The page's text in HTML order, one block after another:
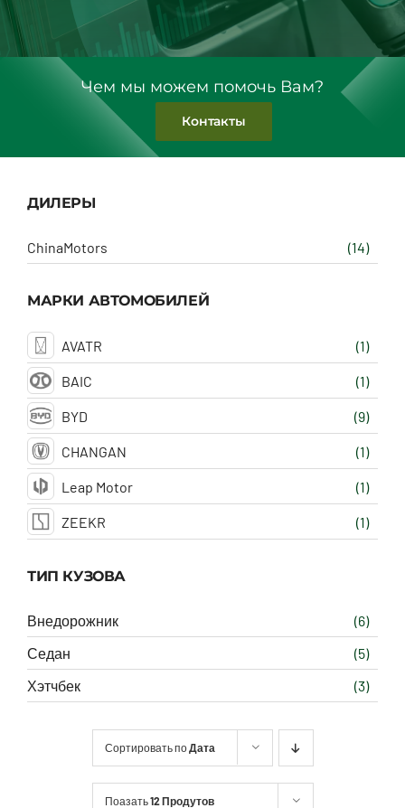
Чем мы можем помочь Вам?
Контакты
ДИЛЕРЫ
ChinaMotors (14)
МАРКИ АВТОМОБИЛЕЙ
AVATR (1)
BAIC (1)
BYD (9)
CHANGAN (1)
Leap Motor (1)
ZEEKR (1)
ТИП КУЗОВА
Внедорожник
(6)
Седан
(5)
Хэтчбек
(3)
Сортировать по Дата
Поазать12 Продутов